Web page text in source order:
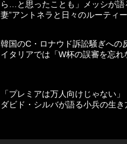
ら…と思ったことも」メッシが語
妻”アントネラと日々のルーティ
韓国のC・ロナウド訴訟騒ぎへの
イタリアでは「W杯の誤審を忘れ
「プレミアは万人向けじゃない」
ダビド・シルバが語る小兵の生き